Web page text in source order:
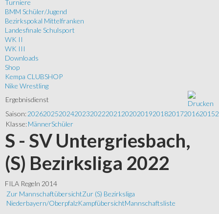
Turniere
BMM Schüler/Jugend
Bezirkspokal Mittelfranken
Landesfinale Schulsport
WK II
WK III
Downloads
Shop
Kempa CLUBSHOP
Nike Wrestling
Ergebnisdienst
Saison:202620252024202320222021 202020192018201720162015
Klasse:MännerSchüler
S - SV Untergriesbach,
(S) Bezirksliga 2022
FILA Regeln 2014
Zur MannschaftübersichtZur (S) Bezirksliga
Niederbayern/OberpfalzKampfübersichtMannschaftsliste